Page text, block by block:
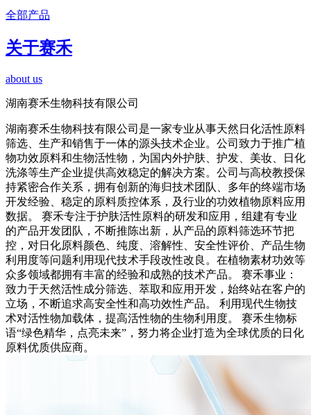
全部产品
关于赛禾
about us
湖南赛禾生物科技有限公司
湖南赛禾生物科技有限公司是一家专业从事天然日化活性原料
筛选、生产和销售于一体的源头技术企业。公司致力于推广植
物功效原料和生物活性物，为国内外护肤、护发、美妆、日化
洗涤等生产企业提供高效稳定的解决方案。公司与高校教授保
持紧密合作关系，拥有创新的海归技术团队、多年的终端市场
开发经验、稳定的原料质控体系，及行业的功效植物原料应用
数据。 赛禾专注于护肤活性原料的研发和应用，组建有专业
的产品开发团队，不断推陈出新，从产品的原料筛选环节把
控，对日化原料颜色、纯度、溶解性、安全性评价、产品生物
利用度等问题利用现代技术手段改性改良。在植物素材功效等
众多领域都拥有丰富的经验和成熟的技术产品。 赛禾事业：
致力于天然活性成分筛选、萃取和应用开发，始终站在客户的
立场，不断追求高安全性和高功效性产品。 利用现代生物技
术对活性物加载体，提高活性物的生物利用度。 赛禾生物标
语“绿色精华，点亮未来”，努力将企业打造为全球优质的日化
原料优质供应商。